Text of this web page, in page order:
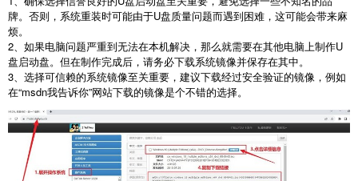
牌。否则，系统重装时可能由于U盘质量问题而遇到困难，这可能会带来麻
烦。
2、如果电脑问题严重到无法在本机解决，那么就需要在其他电脑上制作U
盘启动盘。但在制作完成后，请务必下载系统镜像并保存在其中。
3、选择可信赖的系统镜像至关重要，建议下载经过安全验证的镜像，例如
在“msdn我告诉你”网站下载的镜像是个不错的选择。